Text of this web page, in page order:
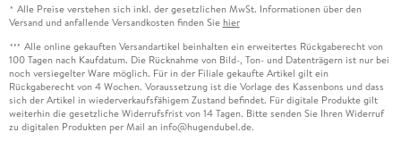
* Alle Preise verstehen sich inkl. der gesetzlichen MwSt. Informationen über den
Versand und anfallende Versandkosten finden Sie hier
*** Alle online gekauften Versandartikel beinhalten ein erweitertes Rückgaberecht von
100 Tagen nach Kaufdatum. Die Rücknahme von Bild-, Ton- und Datenträgern ist nur bei
noch versiegelter Ware möglich. Für in der Filiale gekaufte Artikel gilt ein
Rückgaberecht von 4 Wochen. Voraussetzung ist die Vorlage des Kassenbons und dass
sich der Artikel in wiederverkaufsfähigem Zustand befindet. Für digitale Produkte gilt
weiterhin die gesetzliche Widerrufsfrist von 14 Tagen. Bitte senden Sie Ihren Widerruf
zu digitalen Produkten per Mail an info@hugendubel.de.